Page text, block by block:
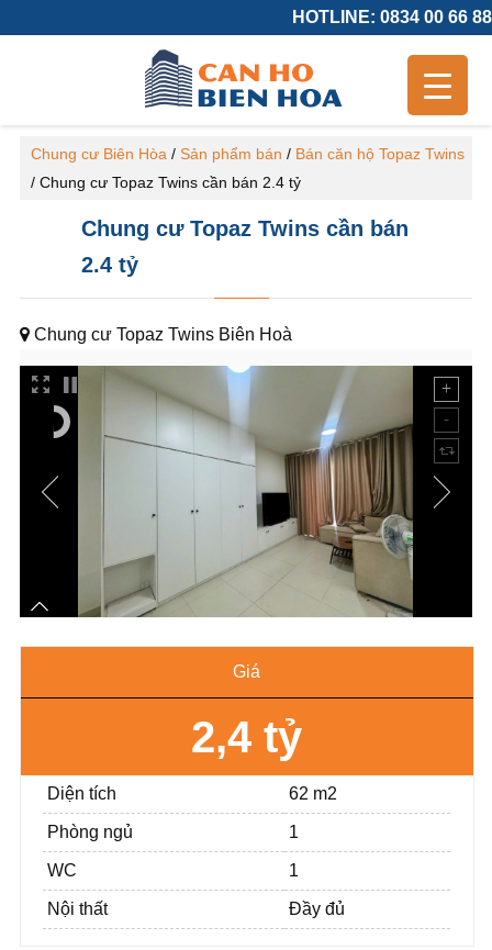
HOTLINE: 0834 00 66 88
Chung cư Biên Hòa / Sản phẩm bán / Bán căn hộ Topaz Twins
/ Chung cư Topaz Twins cần bán 2.4 tỷ
Chung cư Topaz Twins cần bán
2.4 tỷ
Chung cư Topaz Twins Biên Hoà
Giá
2,4 tỷ
Diện tích 62 m2
Phòng ngủ 1
WC 1
Nội thất Đầy đủ